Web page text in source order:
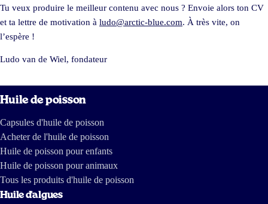
Tu veux produire le meilleur contenu avec nous ? Envoie alors ton CV
et ta lettre de motivation à ludo@arctic-blue.com. À très vite, on
l’espère !
Ludo van de Wiel, fondateur
Huile de poisson
Capsules d'huile de poisson
Acheter de l'huile de poisson
Huile de poisson pour enfants
Huile de poisson pour animaux
Tous les produits d'huile de poisson
Huile d'algues